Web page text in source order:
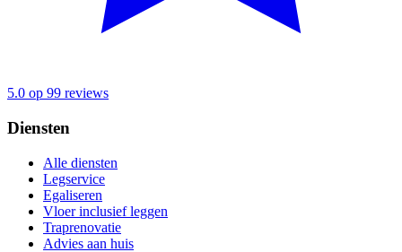
5.0 op 99 reviews
Diensten
Alle diensten
Legservice
Egaliseren
Vloer inclusief leggen
Traprenovatie
Advies aan huis